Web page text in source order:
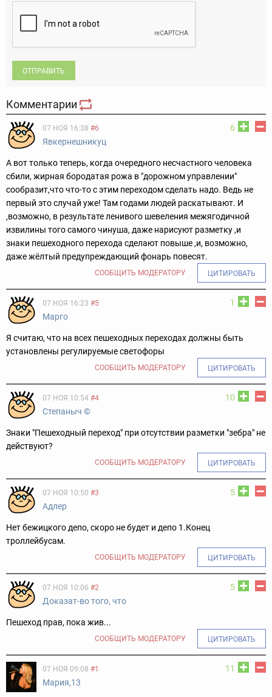
ОТПРАВИТЬ
Комментарии
6
07 НОЯ 16:38 #6
Явкернешникуц
А вот только теперь, когда очередного несчастного человека
сбили, жирная бородатая рожа в "дорожном управлении"
сообразит,что что-то с этим переходом сделать надо. Ведь не
первый это случай уже! Там годами людей раскатывают. И
,возможно, в результате ленивого шевеления межягодичной
извилины того самого чинуша, даже нарисуют разметку ,и
знаки пешеходного перехода сделают повыше ,и, возможно,
даже жёлтый предупреждающий фонарь повесят.
СООБЩИТЬ МОДЕРАТОРУ ЦИТИРОВАТЬ
1
07 НОЯ 16:23 #5
Марго
Я считаю, что на всех пешеходных переходах должны быть
установлены регулируемые светофоры
СООБЩИТЬ МОДЕРАТОРУ ЦИТИРОВАТЬ
10
07 НОЯ 10:54 #4
Степаныч ©
Знаки "Пешеходный переход" при отсутствии разметки "зебра" не
действуют?
СООБЩИТЬ МОДЕРАТОРУ ЦИТИРОВАТЬ
5
07 НОЯ 10:50 #3
Адлер
Нет бежицкого депо, скоро не будет и депо 1.Конец
троллейбусам.
СООБЩИТЬ МОДЕРАТОРУ ЦИТИРОВАТЬ
5
07 НОЯ 10:06 #2
Доказат-во того, что
Пешеход прав, пока жив...
СООБЩИТЬ МОДЕРАТОРУ ЦИТИРОВАТЬ
11
07 НОЯ 09:08 #1
Мария,13